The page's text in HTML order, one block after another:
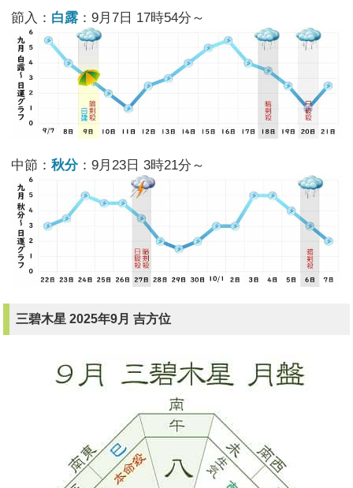
節入： 白露 ：9月7日 17時54分～
中節：秋分 ：9月23日 3時21分～
三碧木星 2025年9月 吉方位